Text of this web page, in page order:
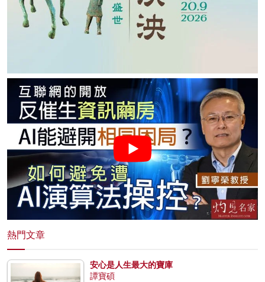
熱門文章
安心是人生最大的寶庫
譚寶碩